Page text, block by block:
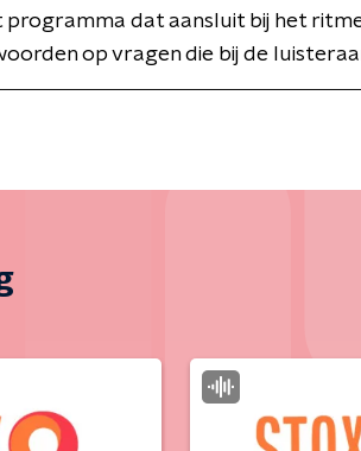
programma dat aansluit bij het
op vragen die bij de